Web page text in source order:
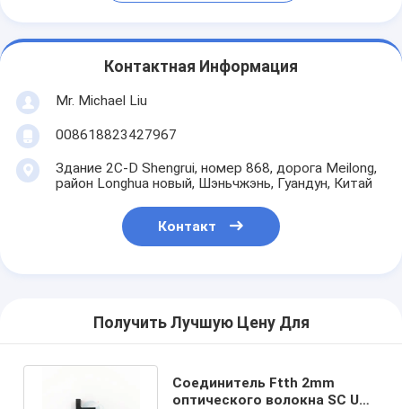
Контактная Информация
Mr. Michael Liu
008618823427967
Здание 2C-D Shengrui, номер 868, дорога Meilong,
район Longhua новый, Шэньчжэнь, Гуандун, Китай
Контакт
Получить Лучшую Цену Для
Соединитель Ftth 2mm
оптического волокна SC UPC